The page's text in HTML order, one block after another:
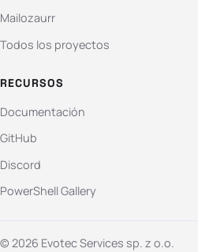
Mailozaurr
Todos los proyectos
RECURSOS
Documentación
GitHub
Discord
PowerShell Gallery
© 2026 Evotec Services sp. z o.o.